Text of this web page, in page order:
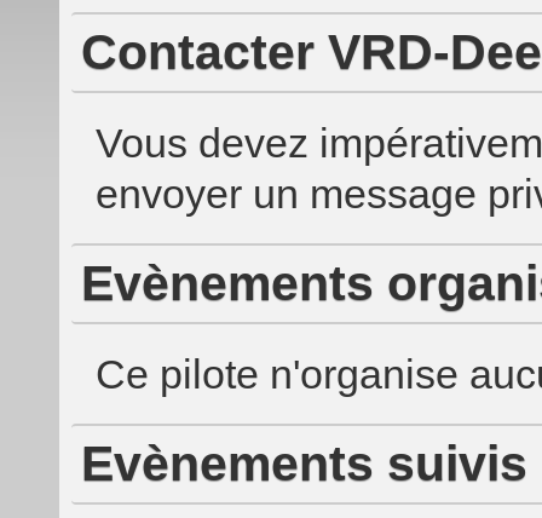
Contacter VRD-
Vous devez
envoyer un message
Evènements
Ce pilote n'organise
Evènements suivis